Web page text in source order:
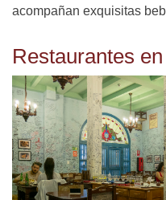
acompañan exquisitas
Restaurantes